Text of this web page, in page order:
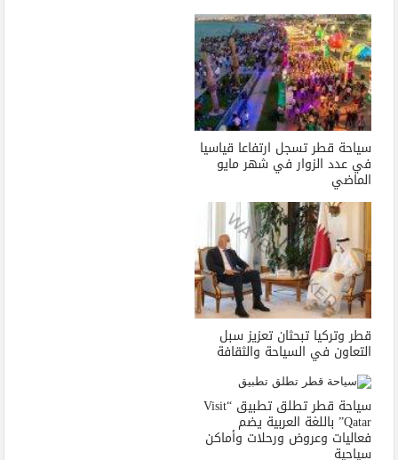
سياحة قطر تسجل ارتفاعا قياسيا
في عدد الزوار في شهر مايو
الماضي
قطر وتركيا تبحثان تعزيز سبل
التعاون في السياحة والثقافة
سياحة قطر تطلق تطبيق “Visit
Qatar” باللغة العربية يضم
فعاليات وعروض ورحلات وأماكن
سياحية